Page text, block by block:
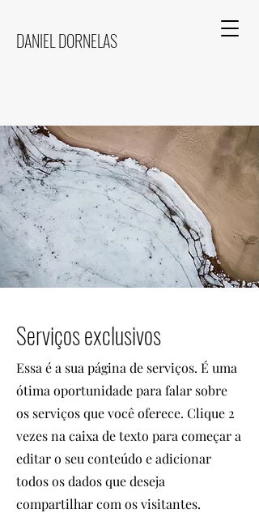
DANIEL DORNELAS
​Serviços exclusivos
Essa é a sua página de serviços. É uma
ótima oportunidade para falar sobre
os serviços que você oferece. Clique 2
vezes na caixa de texto para começar a
editar o seu conteúdo e adicionar
todos os dados que deseja
compartilhar com os visitantes.